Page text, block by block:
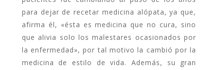
para dejar de recetar medicina alópata, ya que,
afirma él, «ésta es medicina que no cura, sino
que alivia solo los malestares ocasionados por
la enfermedad», por tal motivo la cambió por la
medicina de estilo de vida. Además, su gran